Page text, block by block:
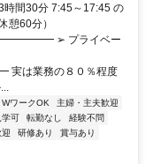
時間30分 7:45～17:45 の
憩60分）
➢ プライベー
務の８０％程度
WワークOK
主婦・主夫歓迎
学可 転勤なし
経験不問
研修あり
賞与あり